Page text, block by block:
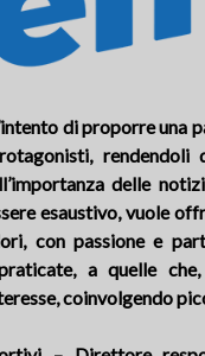
di proporre una
rendendoli
delle
esaustivo, vuole
con passione e
a quelle
coinvolgendo